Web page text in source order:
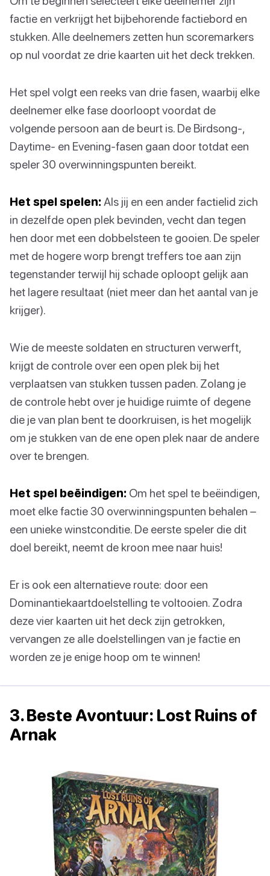
factie en verkrijgt het bijbehorende factiebord en
stukken. Alle deelnemers zetten hun scoremarkers
op nul voordat ze drie kaarten uit het deck trekken.
Het spel volgt een reeks van drie fasen, waarbij elke
deelnemer elke fase doorloopt voordat de
volgende persoon aan de beurt is. De Birdsong-,
Daytime- en Evening-fasen gaan door totdat een
speler 30 overwinningspunten bereikt.
Het spel spelen: Als jij en een ander factielid zich
in dezelfde open plek bevinden, vecht dan tegen
hen door met een dobbelsteen te gooien. De speler
met de hogere worp brengt treffers toe aan zijn
tegenstander terwijl hij schade oploopt gelijk aan
het lagere resultaat (niet meer dan het aantal van je
krijger).
Wie de meeste soldaten en structuren verwerft,
krijgt de controle over een open plek bij het
verplaatsen van stukken tussen paden. Zolang je
de controle hebt over je huidige ruimte of degene
die je van plan bent te doorkruisen, is het mogelijk
om je stukken van de ene open plek naar de andere
over te brengen.
Het spel beëindigen: Om het spel te beëindigen,
moet elke factie 30 overwinningspunten behalen –
een unieke winstconditie. De eerste speler die dit
doel bereikt, neemt de kroon mee naar huis!
Er is ook een alternatieve route: door een
Dominantiekaartdoelstelling te voltooien. Zodra
deze vier kaarten uit het deck zijn getrokken,
vervangen ze alle doelstellingen van je factie en
worden ze je enige hoop om te winnen!
3. Beste Avontuur: Lost Ruins of
Arnak